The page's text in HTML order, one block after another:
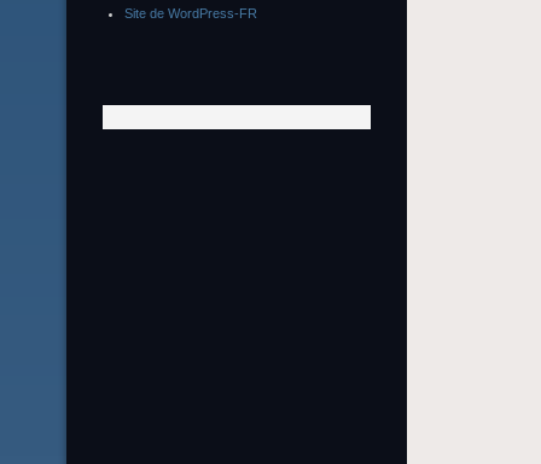
Site de WordPress-FR